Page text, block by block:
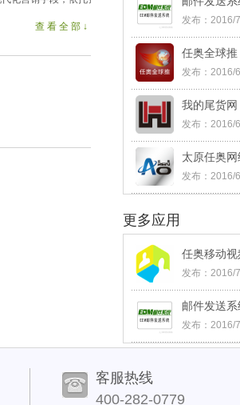
查看全部↓
发布：2016/
17:56:10
任奥全球推
发布：2016/
11:44:03
我的尾货网
发布：2016/
11:38:44
太原任奥网
技
发布：2016/
11:21:15
更多应用
任奥移动视
发布：2016/
15:27:11
邮件发送系
发布：2016/
17:56:10
客服热线
400-282-0779